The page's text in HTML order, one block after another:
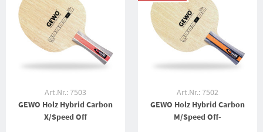
Art.Nr.: 7503
GEWO Holz Hybrid Carbon
X/Speed Off
Art.Nr.: 7502
GEWO Holz Hybrid Carbon
M/Speed Off-